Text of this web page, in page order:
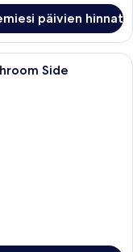
päivien hinnat
Room,Low Floor Smaller
Side